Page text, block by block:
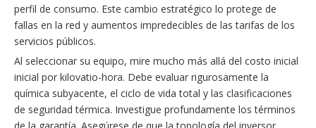
perfil de consumo. Este cambio estratégico lo protege de
fallas en la red y aumentos impredecibles de las tarifas de los
servicios públicos.
Al seleccionar su equipo, mire mucho más allá del costo inicial
inicial por kilovatio-hora. Debe evaluar rigurosamente la
química subyacente, el ciclo de vida total y las clasificaciones
de seguridad térmica. Investigue profundamente los términos